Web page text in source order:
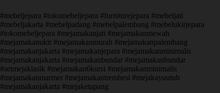
#mebeljepara #tokomebeljepara #furniturejepara #mebeljati
#mebeljakarta #mebelpadang #mebelpalembang #mebelukirjepara
#tokomebeljepara #mejamakanjati #mejamakanmewah
#mejamakanukir #mejamakanmurah #mejamakanpalembang
#mejamakanjakarta #mejamakanjepara #mejamakanminimalis
#mejamakanjakarta #mejamakanbundar #mejamakanbundar
#setmejaklasik #mejamakan6kursi #mejamakanminimalis
#mejamakanmarmer #mejamakantrembesi #mejakayuutuh
#mejamakanjakarta #mejaketapang